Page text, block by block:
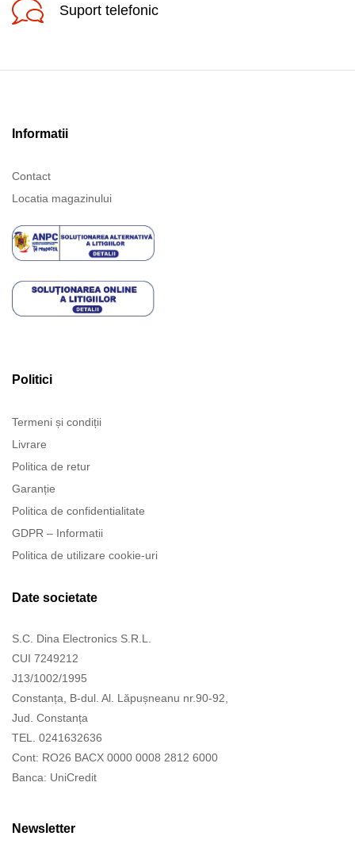
Suport telefonic
Informatii
Contact
Locatia magazinului
Politici
Termeni și condiții
Livrare
Politica de retur
Garanție
Politica de confidentialitate
GDPR – Informatii
Politica de utilizare cookie-uri
Date societate
S.C. Dina Electronics S.R.L.
CUI 7249212
J13/1002/1995
Constanța, B-dul. Al. Lăpușneanu nr.90-92,
Jud. Constanța
TEL. 0241632636
Cont: RO26 BACX 0000 0008 2812 6000
Banca: UniCredit
Newsletter